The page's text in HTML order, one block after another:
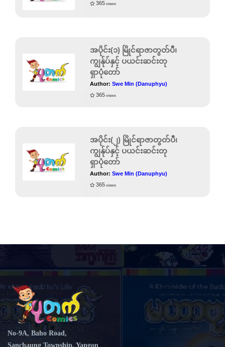
365 views
အပိုင်း(၁) မြိုင်ရာဇာတွတ်ပီ၊
ကျွန်ုပ်နှင့် ပယင်းဆင်းတု
ရှာပုံတော်
Author: Swe Min (Danuphyu)
365 views
အပိုင်း(၂) မြိုင်ရာဇာတွတ်ပီ၊
ကျွန်ုပ်နှင့် ပယင်းဆင်းတု
ရှာပုံတော်
Author: Swe Min (Danuphyu)
365 views
No-9A, Baho Road,
Sanchaung Township, Yangon